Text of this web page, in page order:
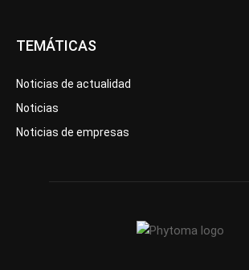
TEMÁTICAS
Noticias de actualidad
Noticias
Noticias de empresas